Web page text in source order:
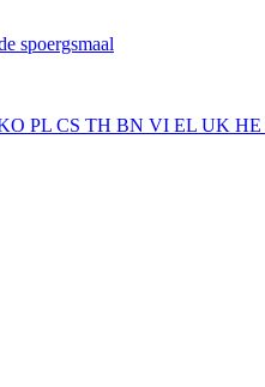
spoergsmaal
PL CS TH BN VI EL UK HE